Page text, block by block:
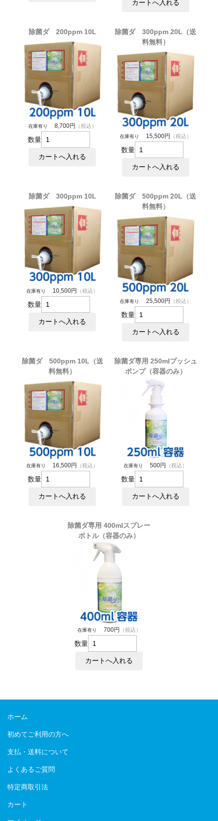
除菌ダ 200ppm 10L
在庫有り 8,700円 （税込）
数量
除菌ダ 300ppm 20L（送
料無料）
在庫有り 15,500円 （税込）
数量
除菌ダ 300ppm 10L
在庫有り 10,500円 （税込）
数量
除菌ダ 500ppm 20L（送
料無料）
在庫有り 25,500円 （税込）
数量
除菌ダ 500ppm 10L（送
料無料）
在庫有り 16,500円 （税込）
数量
除菌ダ専用 250mlプッシュ
ポンプ（容器のみ）
在庫有り 500円 （税込）
数量
除菌ダ専用 400mlスプレー
ボトル（容器のみ）
在庫有り 700円 （税込）
数量
ホーム
初めてご利用の方へ
支払・送料について
よくあるご質問
特定商取引法
カート